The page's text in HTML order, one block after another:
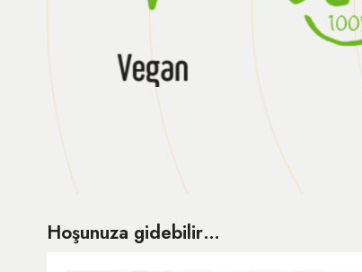
Hoşunuza gidebilir…